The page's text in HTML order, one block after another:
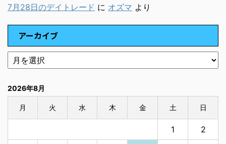
7月28日のデイトレード に オズマ より
アーカイブ
2026年8月
月 火 水 木 金 土 日
1 2